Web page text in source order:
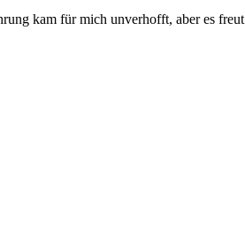
kam für mich unverhofft, aber es freut